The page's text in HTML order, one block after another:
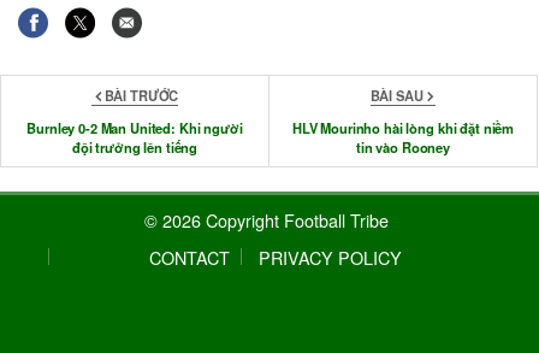
BÀI TRƯỚC
Burnley 0-2 Man United: Khi người
đội trưởng lên tiếng
BÀI SAU
HLV Mourinho hài lòng khi đặt niềm
tin vào Rooney
© 2026 Copyright Football Tribe
CONTACT
PRIVACY POLICY